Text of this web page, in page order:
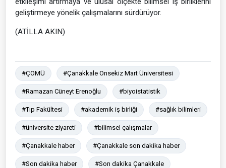
geliştirmeye yönelik çalışmalarını sürdürüyor.
(ATİLLA AKIN)
#ÇOMÜ #Çanakkale Onsekiz Mart Üniversitesi
#Ramazan Cüneyt Erenoğlu #biyoistatistik
#Tıp Fakültesi #akademik iş birliği #sağlık bilimleri
#üniversite ziyareti #bilimsel çalışmalar
#Çanakkale haber #Çanakkale son dakika haber
#Son dakika haber #Son dakika Çanakkale